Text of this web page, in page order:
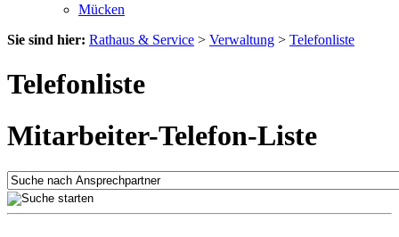
Mücken
Sie sind hier: Rathaus & Service > Verwaltung > Telefonliste
Telefonliste
Mitarbeiter-Telefon-Liste